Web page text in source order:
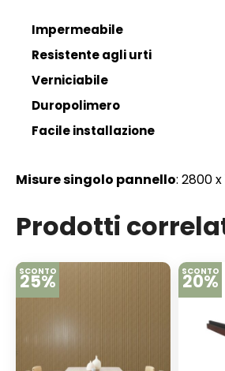
Impermeabile
Resistente agli urti
Verniciabile
Duropolimero
Facile installazione
Misure singolo pannello: 2800 x
Prodotti
SCONTO
25% SCONTO
20%